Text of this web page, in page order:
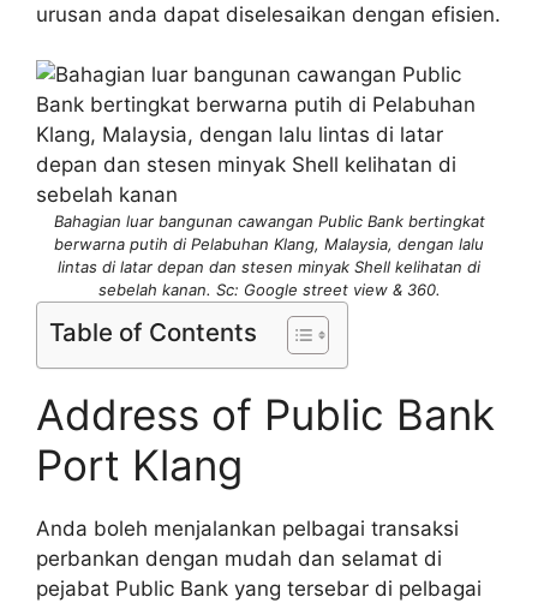
urusan anda dapat diselesaikan dengan efisien.
Bahagian luar bangunan cawangan Public Bank bertingkat
berwarna putih di Pelabuhan Klang, Malaysia, dengan lalu
lintas di latar depan dan stesen minyak Shell kelihatan di
sebelah kanan. Sc: Google street view & 360.
Table of Contents
Address of Public Bank
Port Klang
Anda boleh menjalankan pelbagai transaksi
perbankan dengan mudah dan selamat di
pejabat Public Bank yang tersebar di pelbagai